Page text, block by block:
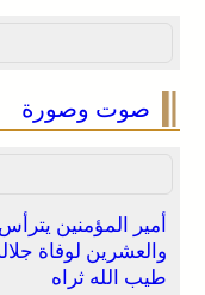
صوت وصورة
أمير المؤمنين
والعشرين لوفاة
طيب الله ثراه